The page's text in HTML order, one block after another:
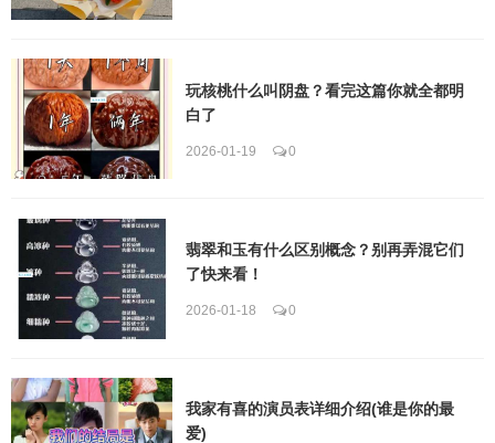
玩核桃什么叫阴盘？看完这篇你就全都明
白了
2026-01-19 0
翡翠和玉有什么区别概念？别再弄混它们
了快来看！
2026-01-18 0
我家有喜的演员表详细介绍(谁是你的最
爱)